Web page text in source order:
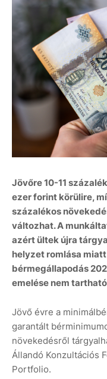
Jövőre 10-11
ezer forint körülire,
százalékos
változhat. A
azért ültek újra
helyzet romlása
bérmegállapodás
emelése nem
Jövő évre a
garantált
növekedésről
Állandó Konzultációs
Portfolio.